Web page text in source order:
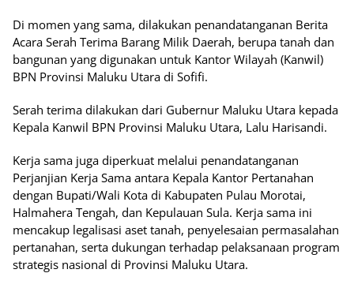
Di momen yang sama, dilakukan penandatanganan Berita
Acara Serah Terima Barang Milik Daerah, berupa tanah dan
bangunan yang digunakan untuk Kantor Wilayah (Kanwil)
BPN Provinsi Maluku Utara di Sofifi.
Serah terima dilakukan dari Gubernur Maluku Utara kepada
Kepala Kanwil BPN Provinsi Maluku Utara, Lalu Harisandi.
Kerja sama juga diperkuat melalui penandatanganan
Perjanjian Kerja Sama antara Kepala Kantor Pertanahan
dengan Bupati/Wali Kota di Kabupaten Pulau Morotai,
Halmahera Tengah, dan Kepulauan Sula. Kerja sama ini
mencakup legalisasi aset tanah, penyelesaian permasalahan
pertanahan, serta dukungan terhadap pelaksanaan program
strategis nasional di Provinsi Maluku Utara.